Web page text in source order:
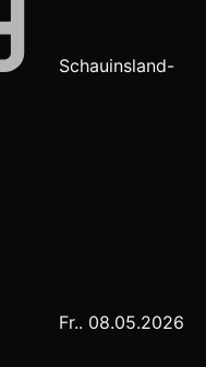
Schauinsland-
Fr.. 08.05.2026